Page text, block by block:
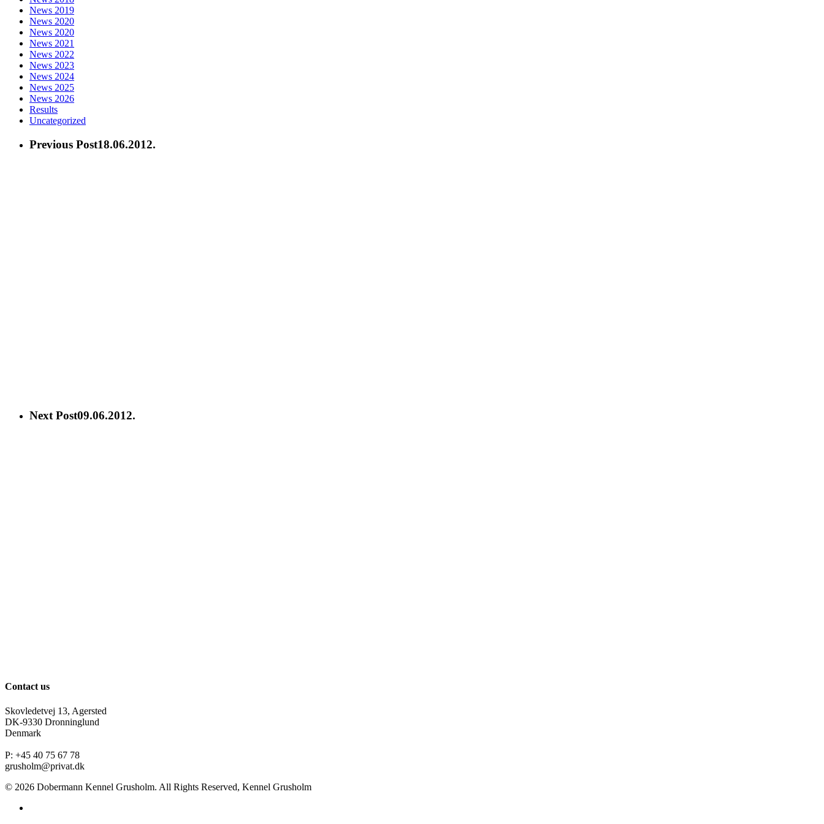
News 2019
News 2020
News 2020
News 2021
News 2022
News 2023
News 2024
News 2025
News 2026
Results
Uncategorized
Previous Post18.06.2012.
Next Post09.06.2012.
Contact us
Skovledetvej 13, Agersted
DK-9330 Dronninglund
Denmark
P: +45 40 75 67 78
grusholm@privat.dk
© 2026 Dobermann Kennel Grusholm. All Rights Reserved, Kennel Grusholm